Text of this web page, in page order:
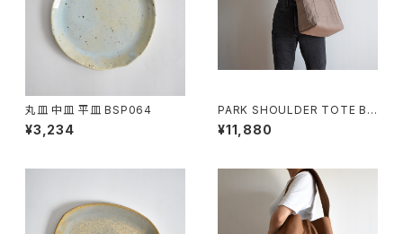
丸皿 中皿 平皿 BSP064
¥3,234
PARK SHOULDER TOTE BA
G (マットブラウン)
¥11,880